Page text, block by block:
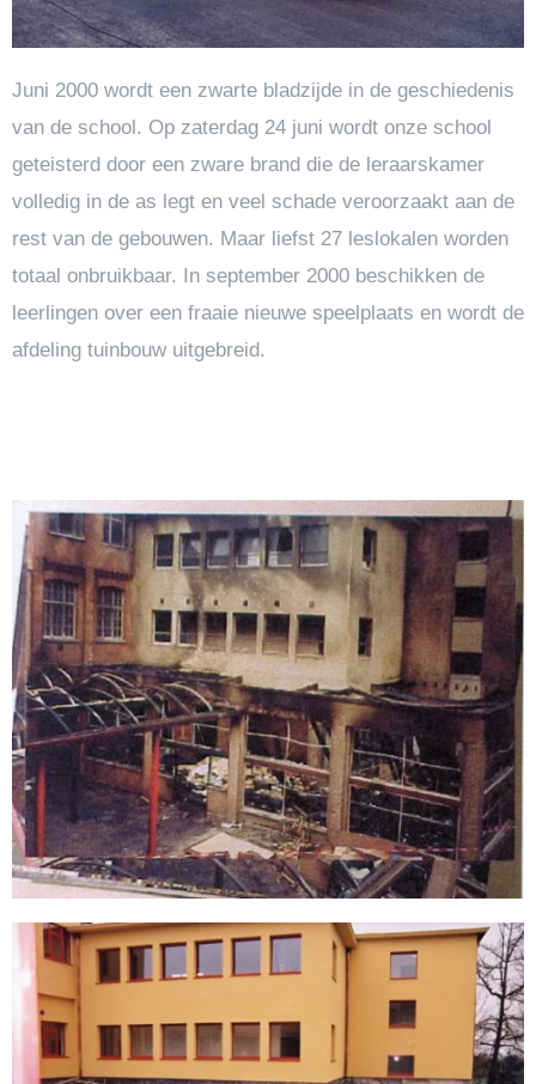
Juni 2000 wordt een zwarte bladzijde in de geschiedenis
van de school. Op zaterdag 24 juni wordt onze school
geteisterd door een zware brand die de leraarskamer
volledig in de as legt en veel schade veroorzaakt aan de
rest van de gebouwen. Maar liefst 27 leslokalen worden
totaal onbruikbaar. In september 2000 beschikken de
leerlingen over een fraaie nieuwe speelplaats en wordt de
afdeling tuinbouw uitgebreid.